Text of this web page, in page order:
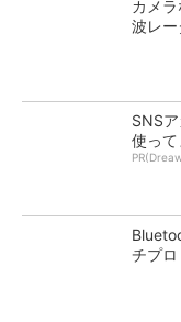
カメ
波レー
SNS
使って
チプ